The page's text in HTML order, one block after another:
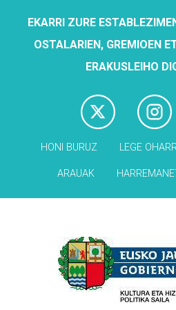
EKARRI ZURE
OSTALARIEN, GREMIOEN
ERAKUSLEIHO
HONI BURUZ LEGE
ARAUAK